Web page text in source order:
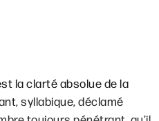
la clarté absolue de la
syllabique, déclamé